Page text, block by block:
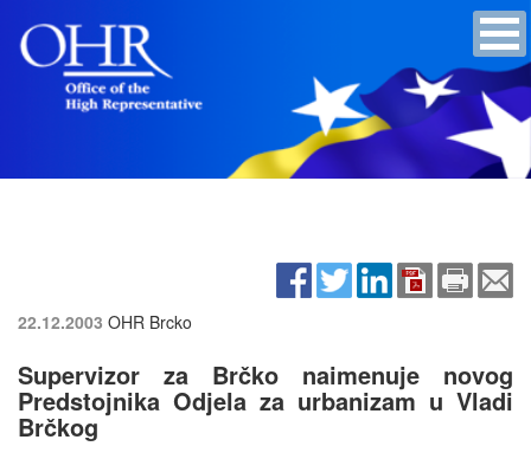
22.12.2003 OHR Brcko
Supervizor za Brčko naimenuje novog
Predstojnika Odjela za urbanizam u Vladi
Brčkog